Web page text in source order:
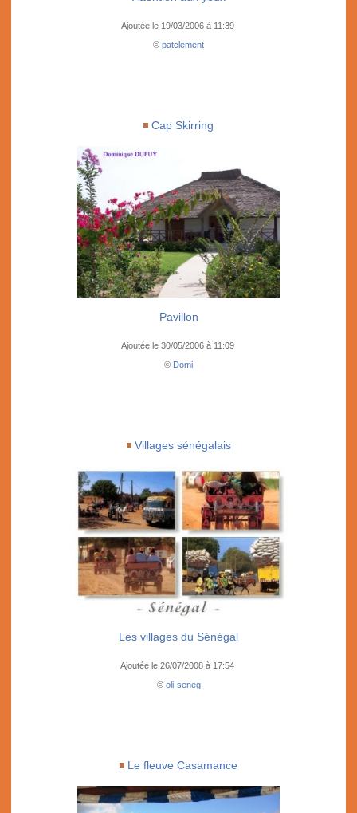
Ajoutée le 19/03/2006 à 11:39
© patclement
Cap Skirring
Pavillon
Ajoutée le 30/05/2006 à 11:09
© Domi
Villages sénégalais
Les villages du Sénégal
Ajoutée le 26/07/2008 à 17:54
© oli-seneg
Le fleuve Casamance